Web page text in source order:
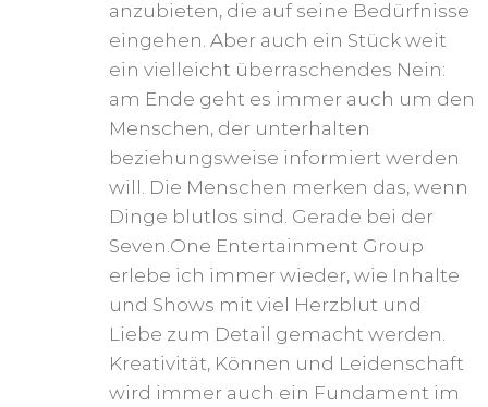
anzubieten, die auf seine Bedürfnisse
eingehen. Aber auch ein Stück weit
ein vielleicht überraschendes Nein:
am Ende geht es immer auch um den
Menschen, der unterhalten
beziehungsweise informiert werden
will. Die Menschen merken das, wenn
Dinge blutlos sind. Gerade bei der
Seven.One Entertainment Group
erlebe ich immer wieder, wie Inhalte
und Shows mit viel Herzblut und
Liebe zum Detail gemacht werden.
Kreativität, Können und Leidenschaft
wird immer auch ein Fundament im